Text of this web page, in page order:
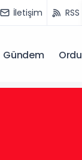
İletişim RSS
Gündem Ordu